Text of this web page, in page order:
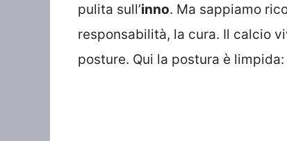
pulita sull’inno. Ma sappiamo
responsabilità, la cura. Il calcio
posture. Qui la postura è